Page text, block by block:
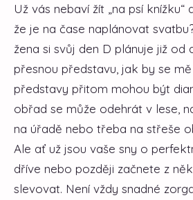
Už vás nebaví žít „na psí knížku“
že je na čase naplánovat
žena si svůj den D plánuje již od
přesnou představu, jak by se
představy přitom mohou být
obřad se může odehrát v lese,
na úřadě nebo třeba na střeše
Ale ať už jsou vaše sny o
dříve nebo později začnete z
slevovat. Není vždy snadné